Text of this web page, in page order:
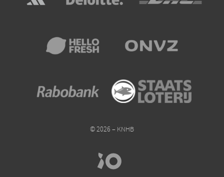
© 2026 – KNHB